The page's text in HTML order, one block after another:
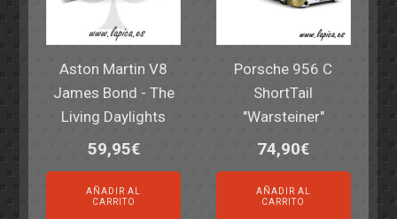
Aston Martin V8
James Bond - The
Living Daylights
59,95€
AÑADIR AL
CARRITO
Porsche 956 C
ShortTail
"Warsteiner"
74,90€
AÑADIR AL
CARRITO